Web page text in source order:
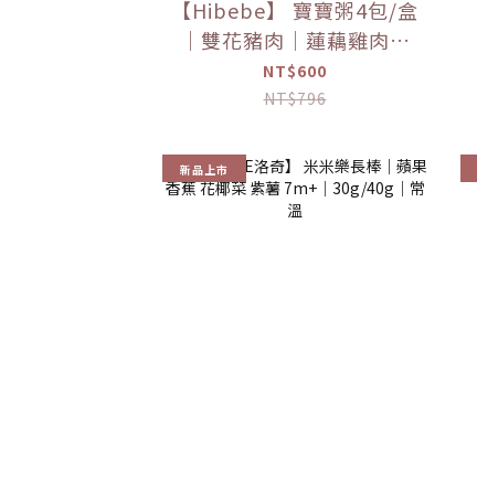
【Hibebe】 寶寶粥4包/盒
｜雙花豬肉｜蓮藕雞肉｜
栗子牛肉｜蘆筍鱸魚｜
9m+｜常溫
NT$600
NT$796
新品上市